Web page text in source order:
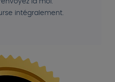
la moi.
intégralement.